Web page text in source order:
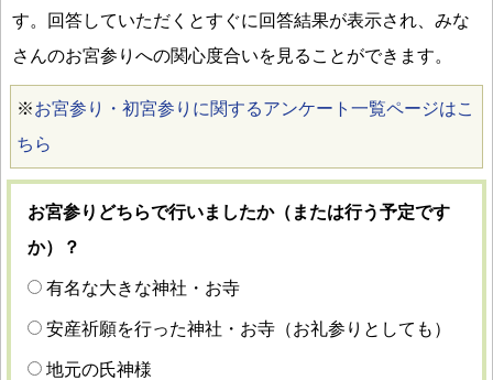
す。回答していただくとすぐに回答結果が表示され、みな
さんのお宮参りへの関心度合いを見ることができます。
※お宮参り・初宮参りに関するアンケート一覧ページはこ
ちら
お宮参りどちらで行いましたか（または行う予定です
か）？
有名な大きな神社・お寺
安産祈願を行った神社・お寺（お礼参りとしても）
地元の氏神様